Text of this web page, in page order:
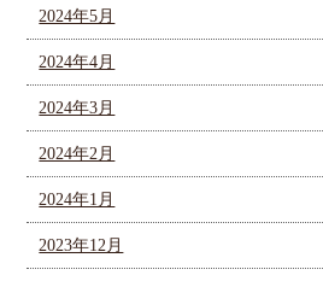
2024年5月
2024年4月
2024年3月
2024年2月
2024年1月
2023年12月